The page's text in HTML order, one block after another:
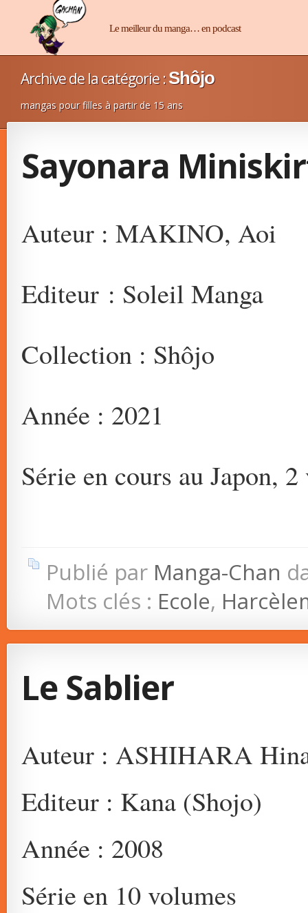
Manga-ChanLe meilleur du manga… en podcast
Archive de la catégorie :Shôjo
mangas pour filles à partir de 15 ans
Sayonara
Auteur : MAKINO, Aoi
Editeur : Soleil Manga
Collection : Shôjo
Année : 2021
Série en cours au Japon,
Publié par Manga-Chan
Mots clés : Ecole,
Le Sablier
Auteur : ASHIHARA
Editeur : Kana (Shojo)
Année : 2008
Série en 10 volumes